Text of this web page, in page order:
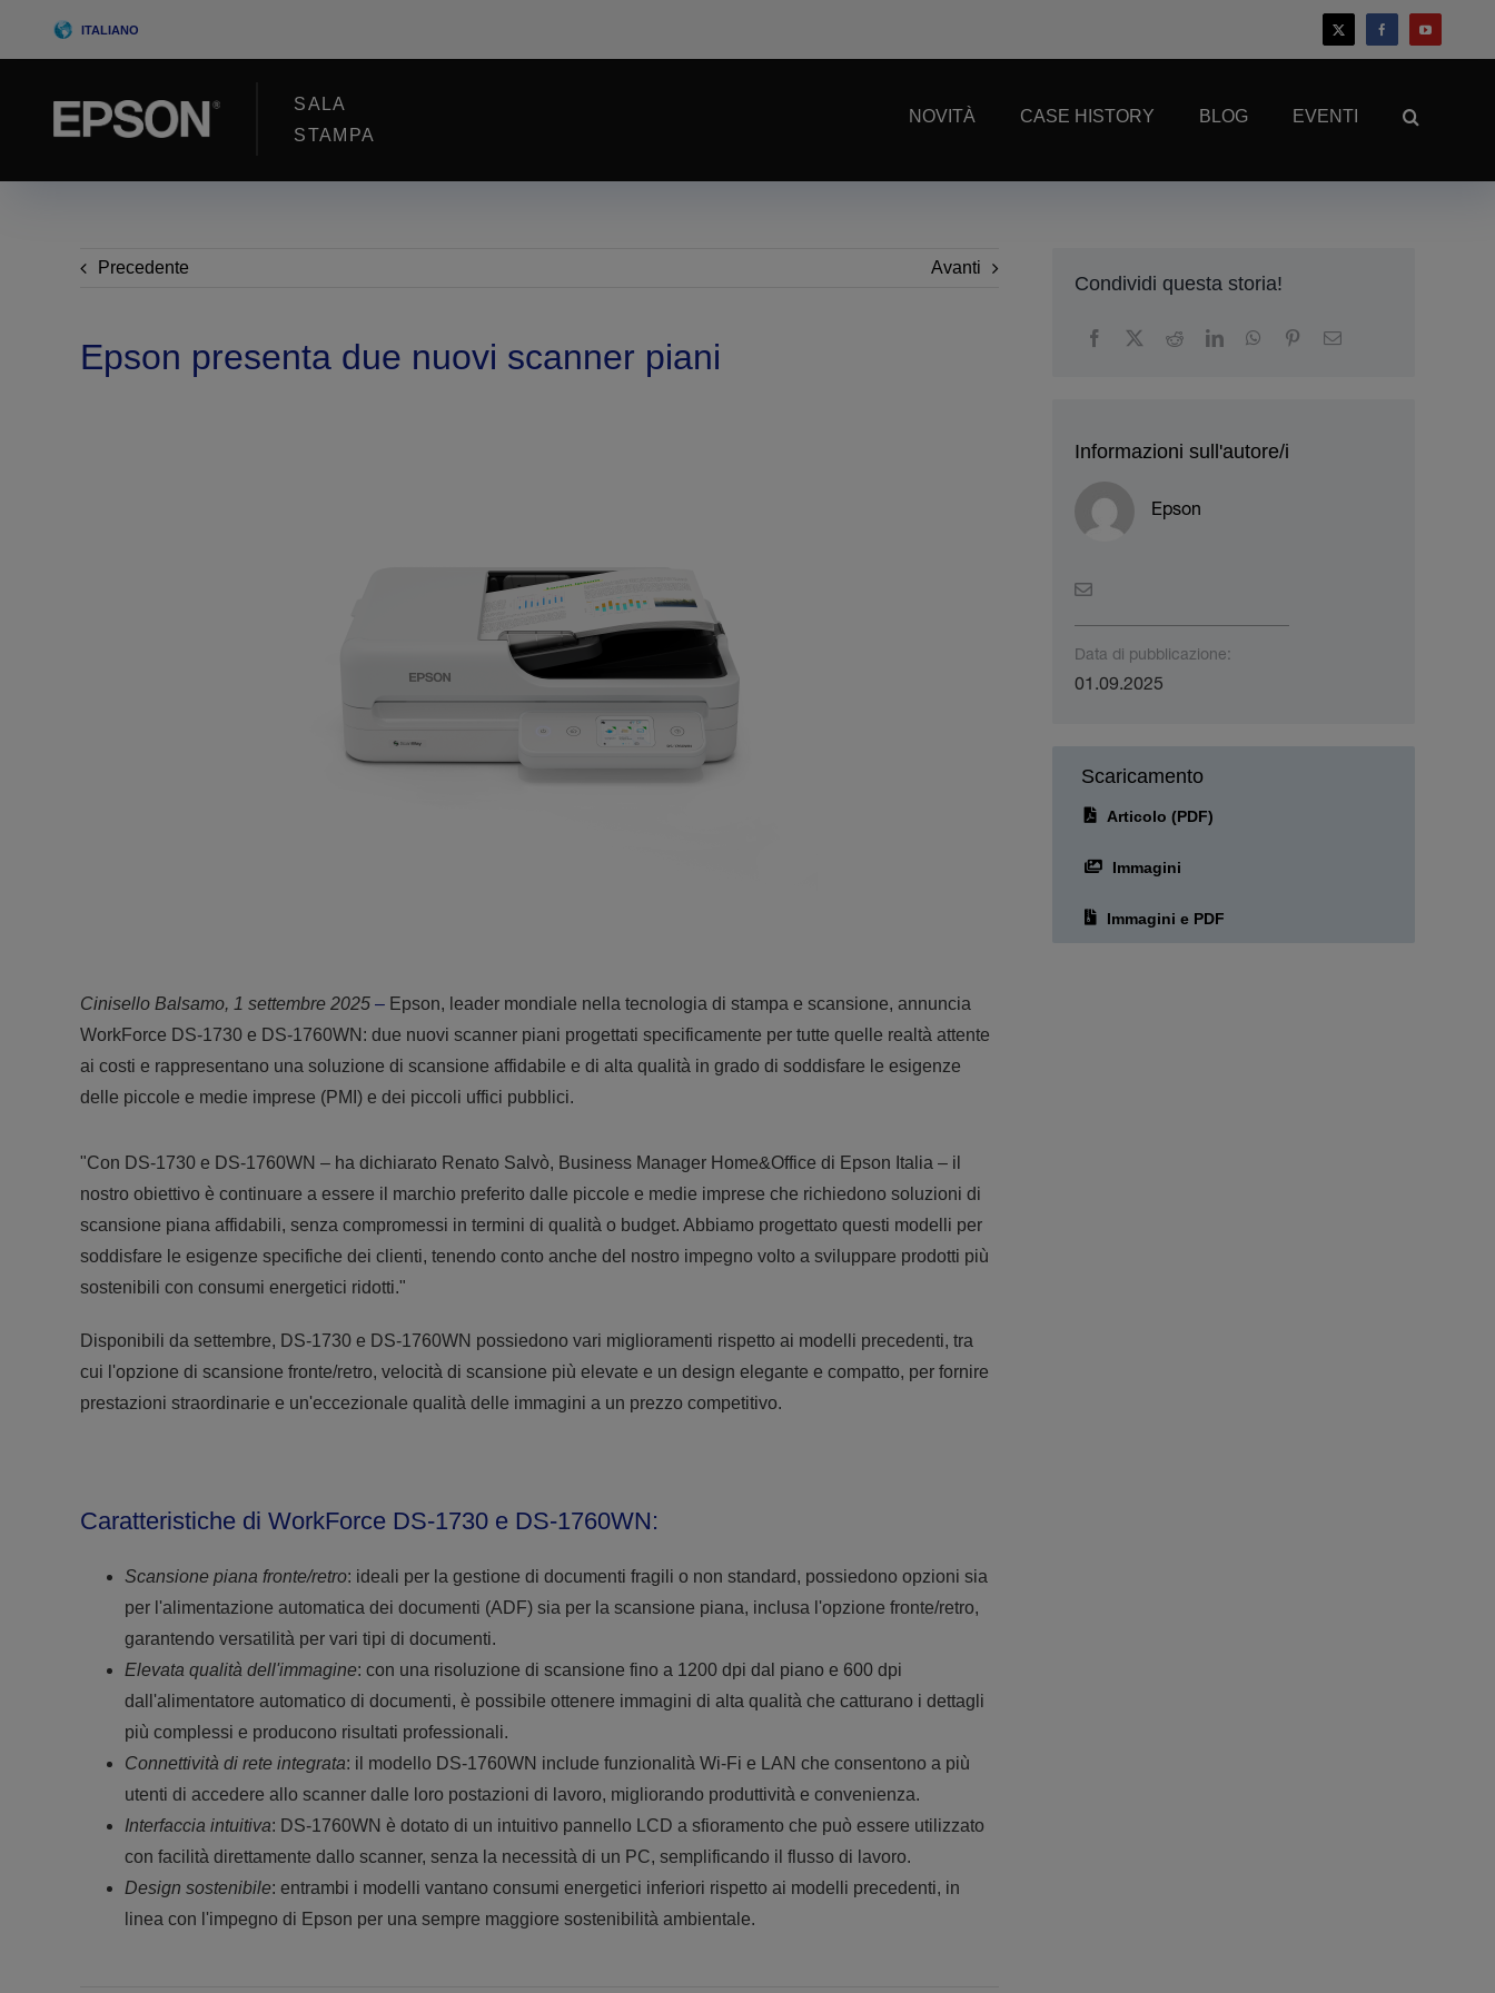
ITALIANO
SALA
STAMPA
NOVITÀ CASE HISTORY BLOG EVENTI
Precedente Avanti
Epson presenta due nuovi scanner piani
Cinisello Balsamo, 1 settembre 2025 –Epson, leader mondiale nella tecnologia di stampa e scansione, annuncia
WorkForce DS-1730 e DS-1760WN: due nuovi scanner piani progettati specificamente per tutte quelle realtà attente
ai costi e rappresentano una soluzione di scansione affidabile e di alta qualità in grado di soddisfare le esigenze
delle piccole e medie imprese (PMI) e dei piccoli uffici pubblici.
"Con DS-1730 e DS-1760WN – ha dichiarato Renato Salvò, Business Manager Home&Office di Epson Italia – il
nostro obiettivo è continuare a essere il marchio preferito dalle piccole e medie imprese che richiedono soluzioni di
scansione piana affidabili, senza compromessi in termini di qualità o budget. Abbiamo progettato questi modelli per
soddisfare le esigenze specifiche dei clienti, tenendo conto anche del nostro impegno volto a sviluppare prodotti più
sostenibili con consumi energetici ridotti."
Disponibili da settembre, DS-1730 e DS-1760WN possiedono vari miglioramenti rispetto ai modelli precedenti, tra
cui l'opzione di scansione fronte/retro, velocità di scansione più elevate e un design elegante e compatto, per fornire
prestazioni straordinarie e un'eccezionale qualità delle immagini a un prezzo competitivo.
Caratteristiche di WorkForce DS-1730 e DS-1760WN:
Scansione piana fronte/retro: ideali per la gestione di documenti fragili o non standard, possiedono opzioni sia
per l'alimentazione automatica dei documenti (ADF) sia per la scansione piana, inclusa l'opzione fronte/retro,
garantendo versatilità per vari tipi di documenti.
Elevata qualità dell'immagine: con una risoluzione di scansione fino a 1200 dpi dal piano e 600 dpi
dall'alimentatore automatico di documenti, è possibile ottenere immagini di alta qualità che catturano i dettagli
più complessi e producono risultati professionali.
Connettività di rete integrata: il modello DS-1760WN include funzionalità Wi-Fi e LAN che consentono a più
utenti di accedere allo scanner dalle loro postazioni di lavoro, migliorando produttività e convenienza.
Interfaccia intuitiva: DS-1760WN è dotato di un intuitivo pannello LCD a sfioramento che può essere utilizzato
con facilità direttamente dallo scanner, senza la necessità di un PC, semplificando il flusso di lavoro.
Design sostenibile: entrambi i modelli vantano consumi energetici inferiori rispetto ai modelli precedenti, in
linea con l'impegno di Epson per una sempre maggiore sostenibilità ambientale.
Condividi questa storia!
Informazioni sull'autore/i
Epson
Data di pubblicazione:
01.09.2025
Scaricamento
Articolo (PDF)
Immagini
Immagini e PDF